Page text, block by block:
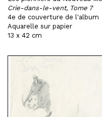
Crie-dans-le-vent, Tome 7
4e de couverture de l'album
Aquarelle sur papier
13 x 42 cm